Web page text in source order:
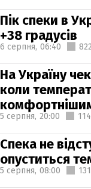
Пік спеки в
+38 градусів
6 серпня, 06:40
На Україну
коли
5 серпня, 20:00
Спека не
опуститься
5 серпня, 08:00